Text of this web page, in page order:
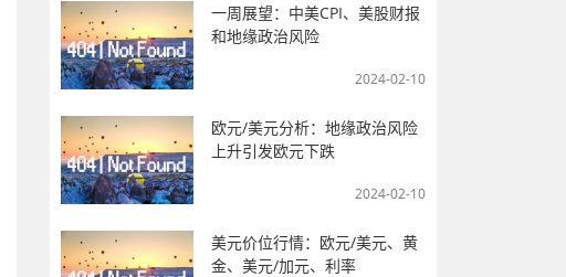
一周展望：中美CPI、美股财报
和地缘政治风险
2024-02-10
欧元/美元分析：地缘政治风险
上升引发欧元下跌
2024-02-10
美元价位行情：欧元/美元、黄
金、美元/加元、利率